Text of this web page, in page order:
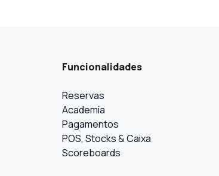
Funcionalidades
Reservas
Academia
Pagamentos
POS, Stocks & Caixa
Scoreboards